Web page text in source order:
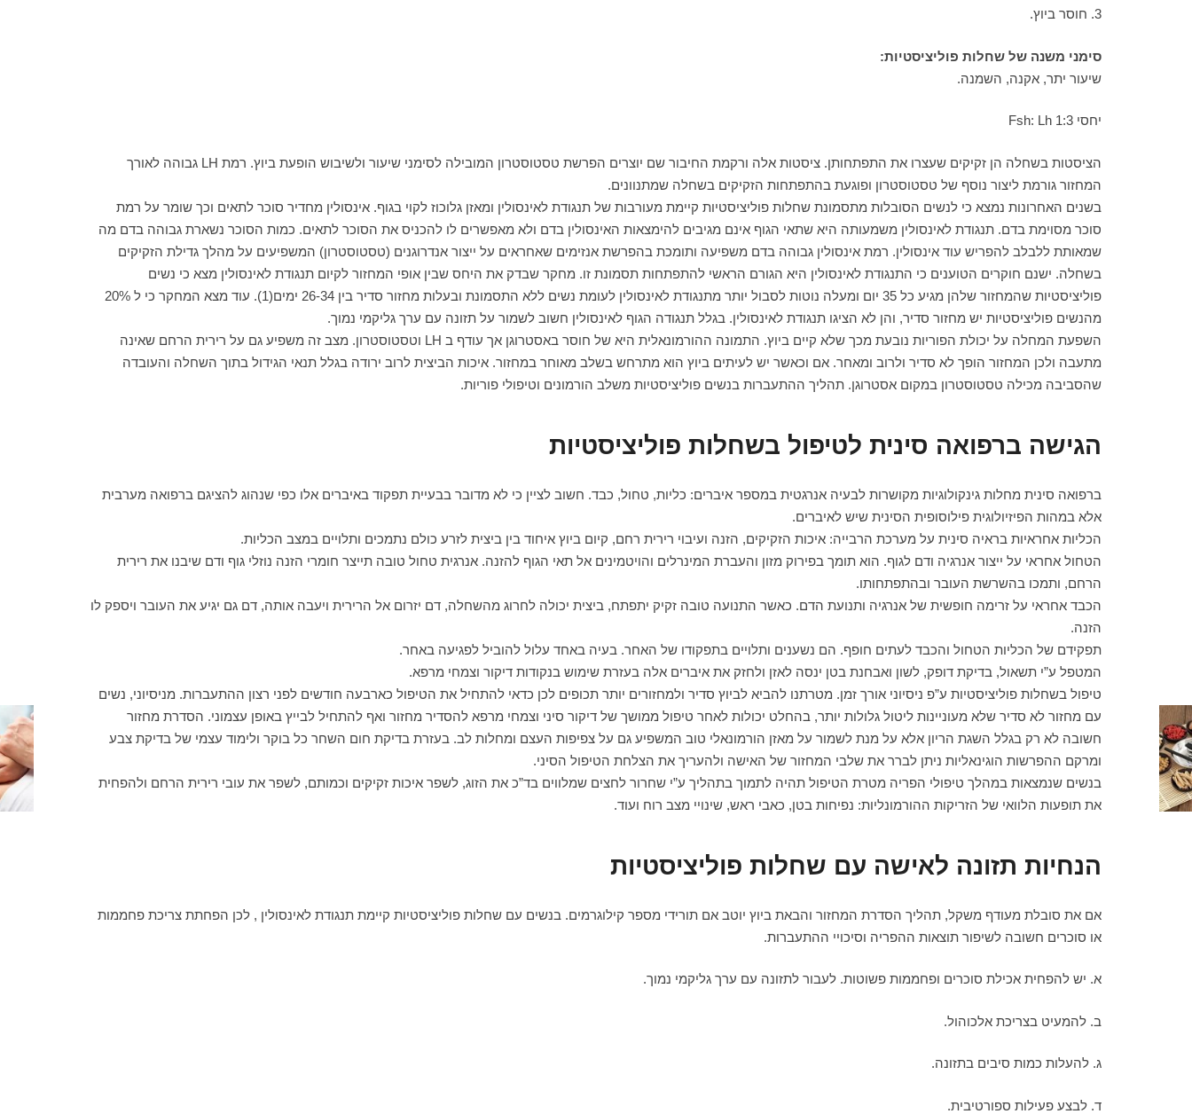
3. חוסר ביוץ.
סימני משנה של שחלות פוליציסטיות:
שיעור יתר, אקנה, השמנה.
יחסי Fsh: Lh 1:3
הציסטות בשחלה הן זקיקים שעצרו את התפתחותן. ציסטות אלה ורקמת החיבור שם יוצרים הפרשת טסטוסטרון המובילה לסימני שיעור ולשיבוש הופעת ביוץ. רמת LH גבוהה לאורך
המחזור גורמת ליצור נוסף של טסטוסטרון ופוגעת בהתפתחות הזקיקים בשחלה שמתנוונים.
בשנים האחרונות נמצא כי לנשים הסובלות מתסמונת שחלות פוליציסטיות קיימת מעורבות של תנגודת לאינסולין ומאזן גלוכוז לקוי בגוף. אינסולין מחדיר סוכר לתאים וכך שומר על רמת
סוכר מסוימת בדם. תנגודת לאינסולין משמעותה היא שתאי הגוף אינם מגיבים להימצאות האינסולין בדם ולא מאפשרים לו להכניס את הסוכר לתאים. כמות הסוכר נשארת גבוהה בדם מה
שמאותת ללבלב להפריש עוד אינסולין. רמת אינסולין גבוהה בדם משפיעה ותומכת בהפרשת אנזימים שאחראים על ייצור אנדרוגנים (טסטוסטרון) המשפיעים על מהלך גדילת הזקיקים
בשחלה. ישנם חוקרים הטוענים כי התנגודת לאינסולין היא הגורם הראשי להתפתחות תסמונת זו. מחקר שבדק את היחס שבין אופי המחזור לקיום תנגודת לאינסולין מצא כי נשים
פוליציסטיות שהמחזור שלהן מגיע כל 35 יום ומעלה נוטות לסבול יותר מתנגודת לאינסולין לעומת נשים ללא התסמונת ובעלות מחזור סדיר בין 26-34 ימים(1). עוד מצא המחקר כי ל 20%
מהנשים פוליציסטיות יש מחזור סדיר, והן לא הציגו תנגודת לאינסולין. בגלל תנגודה הגוף לאינסולין חשוב לשמור על תזונה עם ערך גליקמי נמוך.
השפעת המחלה על יכולת הפוריות נובעת מכך שלא קיים ביוץ. התמונה ההורמונאלית היא של חוסר באסטרוגן אך עודף ב LH וטסטוסטרון. מצב זה משפיע גם על רירית הרחם שאינה
מתעבה ולכן המחזור הופך לא סדיר ולרוב ומאחר. אם וכאשר יש לעיתים ביוץ הוא מתרחש בשלב מאוחר במחזור. איכות הביצית לרוב ירודה בגלל תנאי הגידול בתוך השחלה והעובדה
שהסביבה מכילה טסטוסטרון במקום אסטרוגן. תהליך ההתעברות בנשים פוליציסטיות משלב הורמונים וטיפולי פוריות.
הגישה ברפואה סינית לטיפול בשחלות פוליציסטיות
ברפואה סינית מחלות גינקולוגיות מקושרות לבעיה אנרגטית במספר איברים: כליות, טחול, כבד. חשוב לציין כי לא מדובר בבעיית תפקוד באיברים אלו כפי שנהוג להציגם ברפואה מערבית
אלא במהות הפיזיולוגית פילוסופית הסינית שיש לאיברים.
הכליות אחראיות בראיה סינית על מערכת הרבייה: איכות הזקיקים, הזנה ועיבוי רירית רחם, קיום ביוץ איחוד בין ביצית לזרע כולם נתמכים ותלויים במצב הכליות.
הטחול אחראי על ייצור אנרגיה ודם לגוף. הוא תומך בפירוק מזון והעברת המינרלים והויטמינים אל תאי הגוף להזנה. אנרגית טחול טובה תייצר חומרי הזנה נוזלי גוף ודם שיבנו את רירית
הרחם, ותמכו בהשרשת העובר ובהתפתחותו.
הכבד אחראי על זרימה חופשית של אנרגיה ותנועת הדם. כאשר התנועה טובה זקיק יתפתח, ביצית יכולה לחרוג מהשחלה, דם יזרום אל הרירית ויעבה אותה, דם גם יגיע את העובר ויספק לו
הזנה.
תפקידם של הכליות הטחול והכבד לעתים חופף. הם נשענים ותלויים בתפקודו של האחר. בעיה באחד עלול להוביל לפגיעה באחר.
המטפל ע”י תשאול, בדיקת דופק, לשון ואבחנת בטן ינסה לאזן ולחזק את איברים אלה בעזרת שימוש בנקודות דיקור וצמחי מרפא.
טיפול בשחלות פוליציסטיות ע”פ ניסיוני אורך זמן. מטרתנו להביא לביוץ סדיר ולמחזורים יותר תכופים לכן כדאי להתחיל את הטיפול כארבעה חודשים לפני רצון ההתעברות. מניסיוני, נשים
עם מחזור לא סדיר שלא מעוניינות ליטול גלולות יותר, בהחלט יכולות לאחר טיפול ממושך של דיקור סיני וצמחי מרפא להסדיר מחזור ואף להתחיל לבייץ באופן עצמוני. הסדרת מחזור
חשובה לא רק בגלל השגת הריון אלא על מנת לשמור על מאזן הורמונאלי טוב המשפיע גם על צפיפות העצם ומחלות לב. בעזרת בדיקת חום השחר כל בוקר ולימוד עצמי של בדיקת צבע
ומרקם ההפרשות הוגינאליות ניתן לברר את שלבי המחזור של האישה ולהעריך את הצלחת הטיפול הסיני.
בנשים שנמצאות במהלך טיפולי הפריה מטרת הטיפול תהיה לתמוך בתהליך ע”י שחרור לחצים שמלווים בד”כ את הזוג, לשפר איכות זקיקים וכמותם, לשפר את עובי רירית הרחם ולהפחית
את תופעות הלוואי של הזריקות ההורמונליות: נפיחות בטן, כאבי ראש, שינויי מצב רוח ועוד.
הנחיות תזונה לאישה עם שחלות פוליציסטיות
אם את סובלת מעודף משקל, תהליך הסדרת המחזור והבאת ביוץ יוטב אם תורידי מספר קילוגרמים. בנשים עם שחלות פוליציסטיות קיימת תנגודת לאינסולין , לכן הפחתת צריכת פחממות
או סוכרים חשובה לשיפור תוצאות ההפריה וסיכויי ההתעברות.
א. יש להפחית אכילת סוכרים ופחממות פשוטות. לעבור לתזונה עם ערך גליקמי נמוך.
ב. להמעיט בצריכת אלכוהול.
ג. להעלות כמות סיבים בתזונה.
ד. לבצע פעילות ספורטיבית.